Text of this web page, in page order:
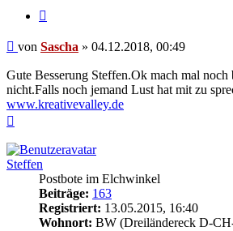
Beitrag
von Sascha » 04.12.2018, 00:49
Gute Besserung Steffen.Ok mach mal noch
nicht.Falls noch jemand Lust hat mit zu
www.kreativevalley.de
Steffen
Postbote im Elchwinkel
Beiträge: 163
Registriert: 13.05.2015, 16:40
Wohnort: BW (Dreiländereck D-